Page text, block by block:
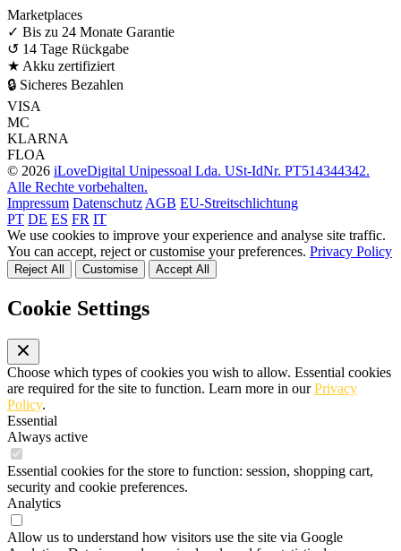
Marketplaces
✓ Bis zu 24 Monate Garantie
↺ 14 Tage Rückgabe
★ Akku zertifiziert
🔒 Sicheres Bezahlen
VISA
MC
KLARNA
FLOA
© 2026 iLoveDigital Unipessoal Lda. USt-IdNr. PT514344342.
Alle Rechte vorbehalten.
Impressum Datenschutz AGB EU-Streitschlichtung
PT DE ES FR IT
We use cookies to improve your experience and analyse site traffic.
You can accept, reject or customise your preferences. Privacy Policy
Reject All Customise Accept All
Cookie Settings
Choose which types of cookies you wish to allow. Essential cookies
are required for the site to function. Learn more in our Privacy
Policy.
Essential
Always active
Essential cookies for the store to function: session, shopping cart,
security and cookie preferences.
Analytics
Allow us to understand how visitors use the site via Google